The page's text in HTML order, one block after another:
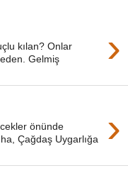
›
kılan? Onlar
Gelmiş
›
önünde
Çağdaş Uygarlığa